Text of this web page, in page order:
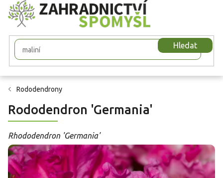
Přejít
na
obsah
Hledat
Rododendrony
Rododendron 'Germania'
Rhododendron 'Germania'